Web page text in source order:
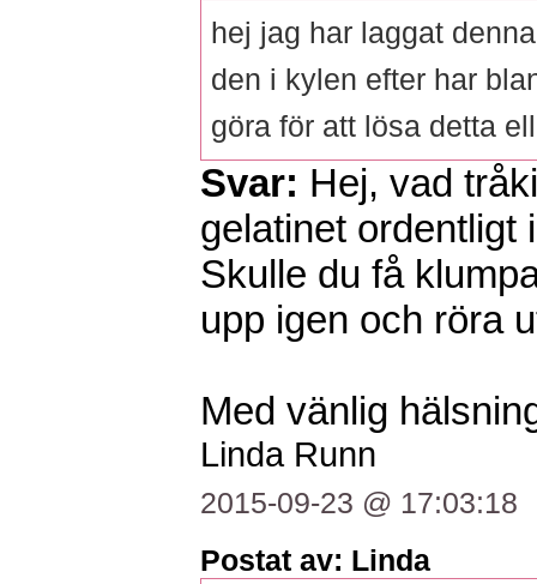
hej jag har laggat
den i kylen efter har
göra för att lösa detta
Svar: Hej, vad
gelatinet ordentligt
Skulle du få
upp igen och röra
Med vänlig
Linda Runn
2015-09-23 @ 17:03:18
Postat av: Linda